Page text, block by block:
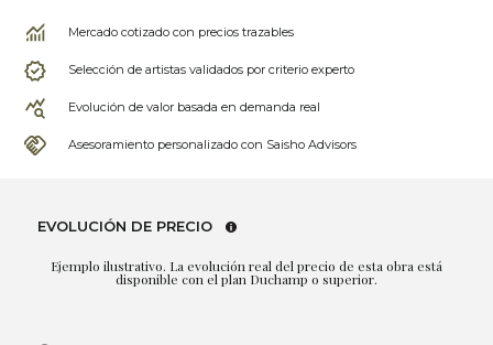
Mercado cotizado con precios trazables
Selección de artistas validados por criterio experto
Evolución de valor basada en demanda real
Asesoramiento personalizado con Saisho Advisors
EVOLUCIÓN DE PRECIO
Ejemplo ilustrativo. La evolución real del precio de esta obra está
disponible con el plan Duchamp o superior.